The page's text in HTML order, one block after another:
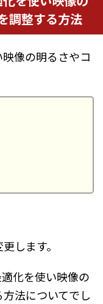
調整する方法
像の明るさやコ
します。
化を使い映像の
法についてでし